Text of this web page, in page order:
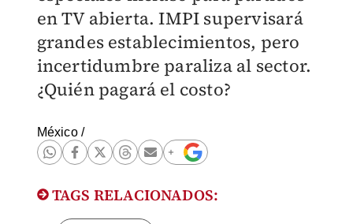
en TV abierta. IMPI supervisará
grandes establecimientos, pero
incertidumbre paraliza al sector.
¿Quién pagará el costo?
México/
TAGS RELACIONADOS: